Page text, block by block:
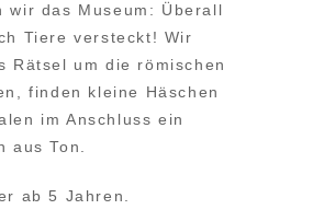
wir das Museum: Überall
Tiere versteckt! Wir
Rätsel um die römischen
finden kleine Häschen
im Anschluss ein
aus Ton.
ab 5 Jahren.